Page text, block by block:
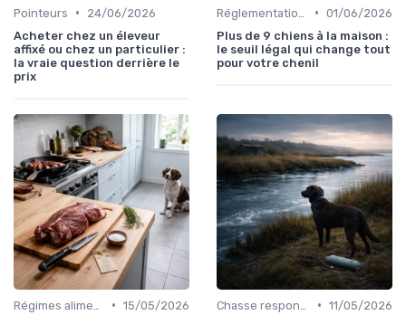
Pointeurs •
24/06/2026
Acheter chez un éleveur
affixé ou chez un particulier :
la vraie question derrière le
prix
• 01/06/2026
Plus de 9 chiens à la maison :
le seuil légal qui change tout
pour votre chenil
• 15/05/2026
• 11/05/2026